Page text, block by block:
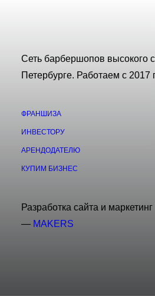
Сеть барбершопов высокого
Петербурге. Работаем с 2017
ФРАНШИЗА
ИНВЕСТОРУ
АРЕНДОДАТЕЛЮ
КУПИМ БИЗНЕС
Разработка сайта и маркетинг
— MAKERS